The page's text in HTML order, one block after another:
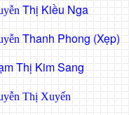
Thị Kiều Nga
Thanh Phong (Xẹp)
Thị Kim Sang
Thị Xuyến